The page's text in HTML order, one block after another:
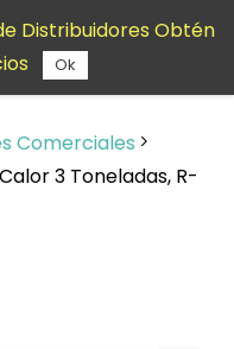
Comerciales
3 Toneladas, R-
Distribuidores Obtén
Ok